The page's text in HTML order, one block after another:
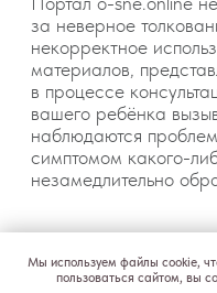
Мы используем файлы cookie,
пользоваться сайтом, вы